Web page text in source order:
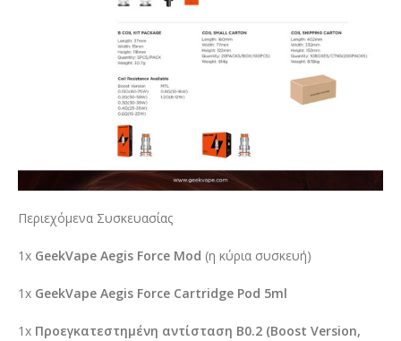
Περιεχόμενα Συσκευασίας
1x GeekVape Aegis Force Mod (η κύρια συσκευή)
1x GeekVape Aegis Force Cartridge Pod 5ml
1x Προεγκατεστημένη αντίσταση B0.2 (Boost Version,